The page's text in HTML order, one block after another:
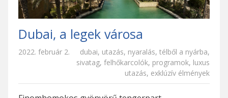
Dubai, a legek városa
2022. február 2. dubai, utazás, nyaralás, télből a nyárba,
sivatag, felhőkarcolók, programok, luxus
utazás, exklúzív élmények